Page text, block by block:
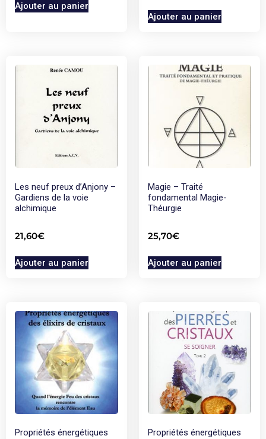
Ajouter au panier
Ajouter au panier
Les neuf preux d’Anjony –
Gardiens de la voie
alchimique
21,60€
Ajouter au panier
Magie – Traité
fondamental Magie-
Théurgie
25,70€
Ajouter au panier
Propriétés énergétiques
Propriétés énergétiques